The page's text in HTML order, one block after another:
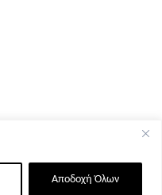
Αποδοχή Όλων